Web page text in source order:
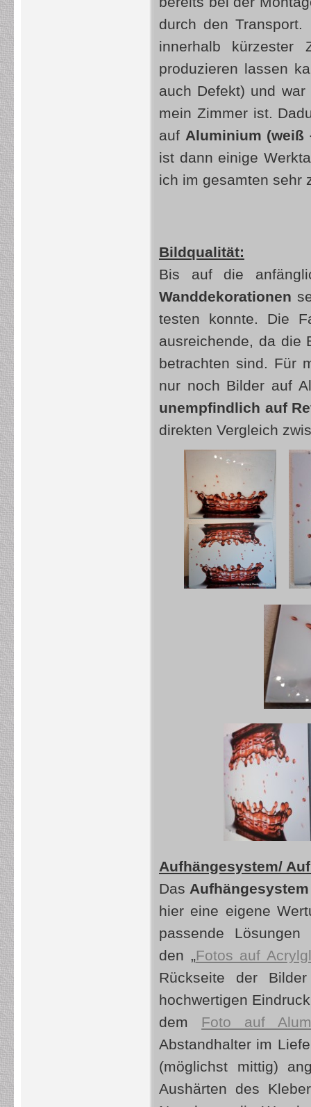
durch den
innerhalb
produzieren lassen
auch Defekt) und
mein Zimmer ist.
auf Aluminium (weiß
ist dann einige
ich im gesamten sehr
Bildqualität:
Bis auf die
Wanddekorationen
testen konnte. Die
ausreichende, da die
betrachten sind. Für
nur noch Bilder auf
unempfindlich auf
direkten Vergleich
Aufhängesystem/
Das
hier eine eigene
passende
den „Fotos auf
Rückseite der
hochwertigen
dem Foto auf
Abstandhalter im
(möglichst mittig)
Aushärten des